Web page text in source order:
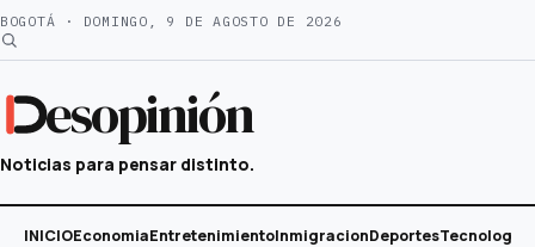
Saltar
al
BOGOTÁ · DOMINGO, 9 DE AGOSTO DE 2026
esopinión
Noticias para pensar distinto.
INICIOEconomiaEntretenimientoInmigracionDeportesTecnología